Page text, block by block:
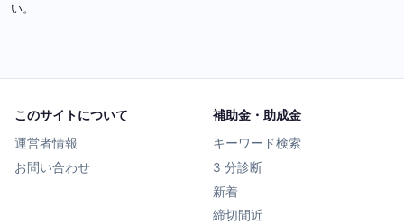
い。
このサイトについて
運営者情報
お問い合わせ
補助金・助成金
キーワード検索
3 分診断
新着
締切間近